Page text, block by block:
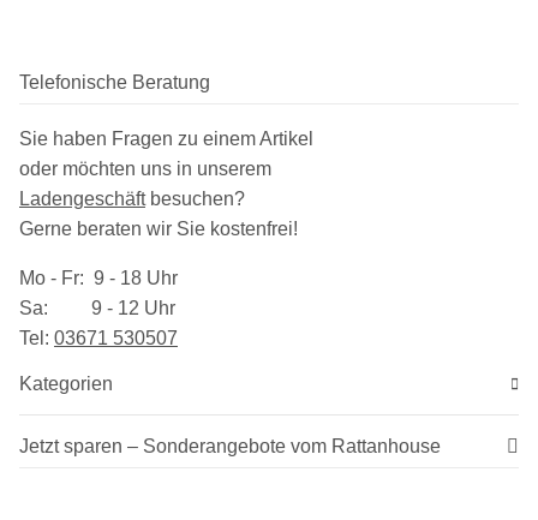
Telefonische Beratung
Sie haben Fragen zu einem Artikel
oder möchten uns in unserem
Ladengeschäftbesuchen?
Gerne beraten wir Sie kostenfrei!
Mo - Fr: 9 - 18 Uhr
Sa: 9 - 12 Uhr
Tel: 03​671 530507
Kategorien
Jetzt sparen – Sonderangebote vom Rattanhouse